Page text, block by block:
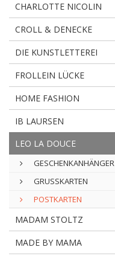
CHARLOTTE NICOLIN
CROLL & DENECKE
DIE KUNSTLETTEREI
FROLLEIN LÜCKE
HOME FASHION
IB LAURSEN
LEO LA DOUCE
GESCHENKANHÄNGER
GRUSSKARTEN
POSTKARTEN
MADAM STOLTZ
MADE BY MAMA